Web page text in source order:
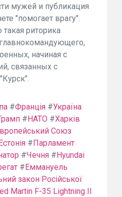
мужей и публикация
"помогает врагу".
такая риторика
начиная с
связанных с
#Франція #Україна
# НАТО #Харків
Союз
Естонія # Парламент
#Чечня # Hyundai
# Еммануель
закон Російської
Martin F-35 Lightning II